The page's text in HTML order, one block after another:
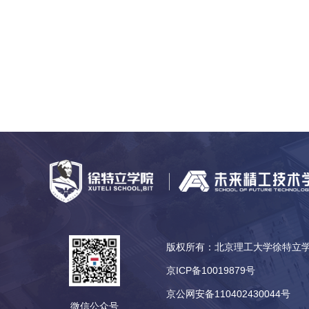
微信公众号
版权所有：北京理工大学徐特
京ICP备10019879号
京公网安备110402430044号